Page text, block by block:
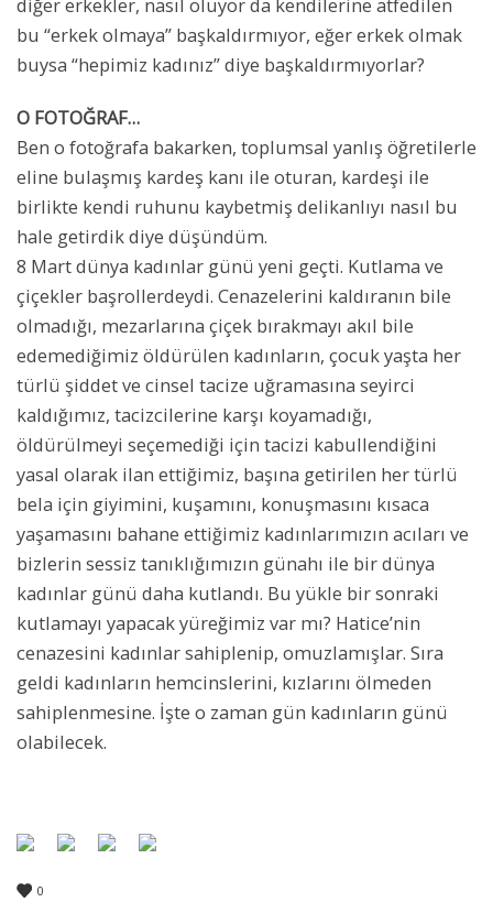
diğer erkekler, nasıl oluyor da kendilerine atfedilen
bu “erkek olmaya” başkaldırmıyor, eğer erkek olmak
buysa “hepimiz kadınız” diye başkaldırmıyorlar?
O FOTOĞRAF…
Ben o fotoğrafa bakarken, toplumsal yanlış öğretilerle
eline bulaşmış kardeş kanı ile oturan, kardeşi ile
birlikte kendi ruhunu kaybetmiş delikanlıyı nasıl bu
hale getirdik diye düşündüm.
8 Mart dünya kadınlar günü yeni geçti. Kutlama ve
çiçekler başrollerdeydi. Cenazelerini kaldıranın bile
olmadığı, mezarlarına çiçek bırakmayı akıl bile
edemediğimiz öldürülen kadınların, çocuk yaşta her
türlü şiddet ve cinsel tacize uğramasına seyirci
kaldığımız, tacizcilerine karşı koyamadığı,
öldürülmeyi seçemediği için tacizi kabullendiğini
yasal olarak ilan ettiğimiz, başına getirilen her türlü
bela için giyimini, kuşamını, konuşmasını kısaca
yaşamasını bahane ettiğimiz kadınlarımızın acıları ve
bizlerin sessiz tanıklığımızın günahı ile bir dünya
kadınlar günü daha kutlandı. Bu yükle bir sonraki
kutlamayı yapacak yüreğimiz var mı? Hatice’nin
cenazesini kadınlar sahiplenip, omuzlamışlar. Sıra
geldi kadınların hemcinslerini, kızlarını ölmeden
sahiplenmesine. İşte o zaman gün kadınların günü
olabilecek.
0